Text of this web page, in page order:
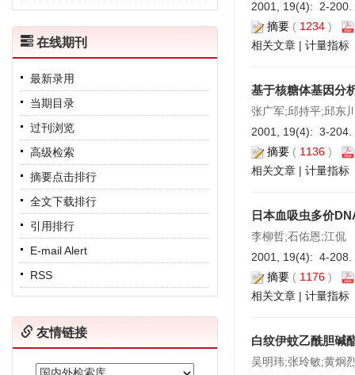
在线期刊
最新录用
当期目录
过刊浏览
高级检索
摘要点击排行
全文下载排行
引用排行
E-mail Alert
RSS
友情链接
2001, 19(4): 2-200.
摘要 ( 1234 )
相关文章 | 计量指标
基于核糖体基因分
张广军;邱持平;邱东
2001, 19(4): 3-204.
摘要 ( 1136 )
相关文章 | 计量指标
日本血吸虫多价
李柳哲;石佑恩;江侃
2001, 19(4): 4-208.
摘要 ( 1176 )
相关文章 | 计量指标
白纹伊蚊乙酰胆碱
吴明玮;张玲敏;黄炯